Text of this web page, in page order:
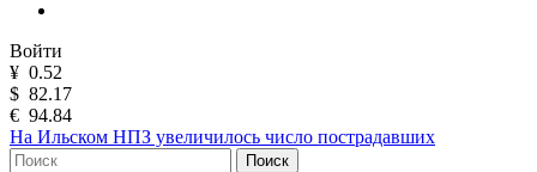
Войти
¥ 0.52
$ 82.17
€ 94.84
На Ильском НПЗ увеличилось число пострадавших
Поиск